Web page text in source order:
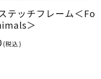
テッチフレーム＜Fo
＞
(税込)